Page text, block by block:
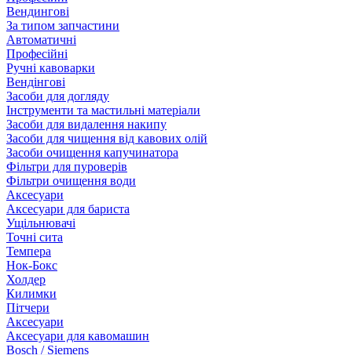
Вендингові
За типом запчастини
Автоматичні
Професійні
Ручні кавоварки
Вендінгові
Засоби для догляду
Інструменти та мастильні матеріали
Засоби для видалення накипу
Засоби для чищення від кавових олій
Засоби очищення капучинатора
Фільтри для пуроверів
Фільтри очищення води
Аксесуари
Аксесуари для бариста
Ущільнювачі
Точні сита
Темпера
Нок-Бокс
Холдер
Килимки
Пітчери
Аксесуари
Аксесуари для кавомашин
Bosch / Siemens